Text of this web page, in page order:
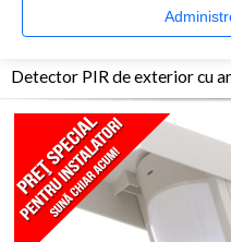
Efractie - Alarma >
Detector PIR de exterior cu